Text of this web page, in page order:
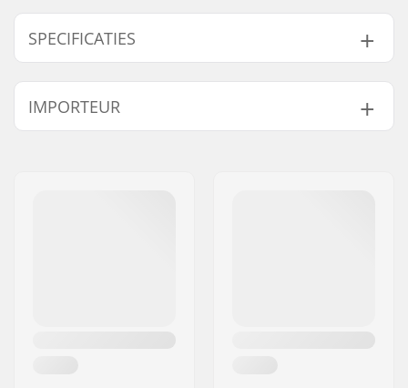
SPECIFICATIES
As diameter:
10mm
BMX As Type:
IMPORTEUR